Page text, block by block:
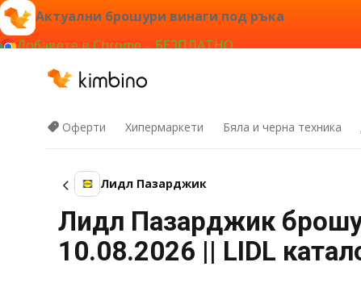
Актуални брошури винаги под ръка
Добавете в Chrome – БЕЗПЛАТНО
Оферти Хипермаркети Бяла и черна техника
Лидл Пазарджик
Лидл Пазарджик
10.08.2026 || LIDL